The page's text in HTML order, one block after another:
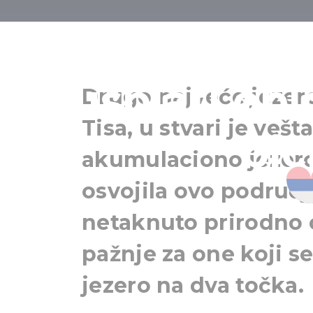
isplati
Drugo najveće
Tisa, u stvari je
akumulaciono
osvojila ovo
netaknuto prirodno
pažnje za one koji
jezero na dva točka.